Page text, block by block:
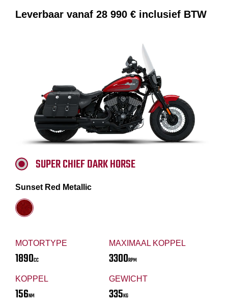
Leverbaar vanaf 28 990 € inclusief BTW
MOTORTYPE
1890CC
MAXIMAAL KOPPEL
3300RPM
KOPPEL
156NM
GEWICHT
335KG
SUPER CHIEF DARK HORSE
Sunset Red Metallic